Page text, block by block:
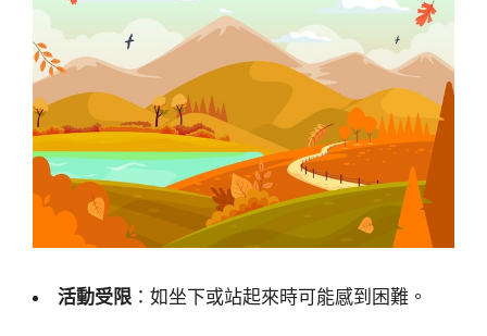
活動受限 ：如坐下或站起來時可能感到困難。